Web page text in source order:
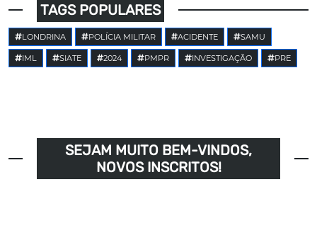
TAGS POPULARES
LONDRINA POLÍCIA MILITAR ACIDENTE SAMU
IML SIATE 2024 PMPR INVESTIGAÇÃO PRE
SEJAM MUITO BEM-VINDOS,
NOVOS INSCRITOS!